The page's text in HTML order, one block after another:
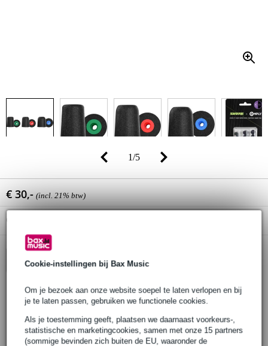
Cookie-instellingen bij Bax Music
Om je bezoek aan onze website soepel te laten verlopen en bij
je te laten passen, gebruiken we functionele cookies.
Als je toestemming geeft, plaatsen we daarnaast voorkeurs-,
statistische en marketingcookies, samen met onze 15 partners
(sommige bevinden zich buiten de EU, waaronder de
1/5
€ 30,- (incl. 21% btw)
Online voorraadstatus:
In winkelwagen
30 dagen 'niet goed geld terug' garantie
3 jaar Bax Music garantie